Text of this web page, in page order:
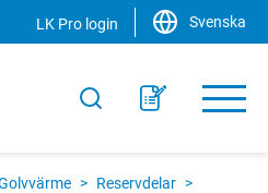
LK Pro login Svenska
> Reservdelar >